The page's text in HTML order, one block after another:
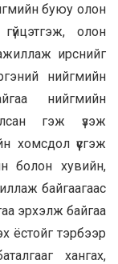
буюу олон
олон
ирснийг
нийгмийн
нийгмийн
гэж үзэж
хомсдол үүсгэж
болон хувийн,
байгаагаас
эрхэлж байгаа
ёстойг тэрбээр
хангах,